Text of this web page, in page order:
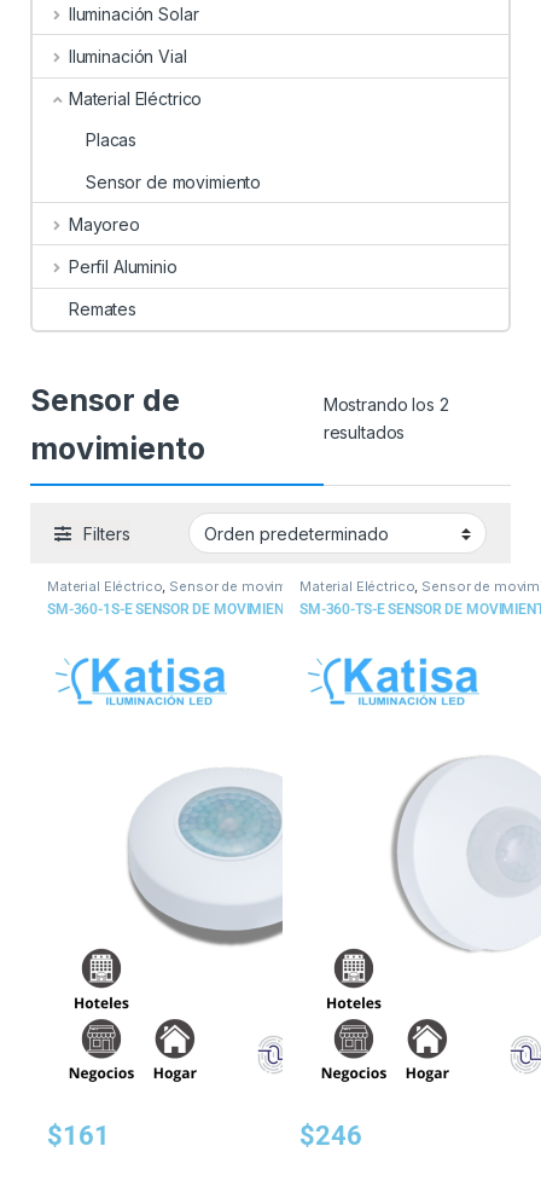
Iluminación Solar
Iluminación Vial
Material Eléctrico
Placas
Sensor de movimiento
Mayoreo
Perfil Aluminio
Remates
Sensor de
movimiento
Mostrando los 2
resultados
Filters
Material Eléctrico, Sensor de movimiento
SM-360-1S-E SENSOR DE MOVIMIENTO 360 GRADOS 100-240V
$161
Material Eléctrico, Sensor de
SM-360-TS-E SENSOR DE
$246
Mostrando los 2 resultados